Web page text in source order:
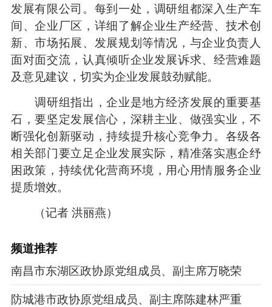
发展有限公司。每到一处，调研组都深入生产车
间、企业厂区，详细了解企业生产经营、技术创
新、市场拓展、发展规划等情况，与企业负责人
面对面交流，认真倾听企业发展诉求、经营难题
及意见建议，切实为企业发展鼓劲赋能。
调研组指出，企业是地方经济发展的重要基
石，要坚定发展信心，深耕主业、做强实业，不
断强化创新驱动，持续提升核心竞争力。各级各
相关部门要立足企业发展实际，精准落实惠企纾
困政策，持续优化营商环境，用心用情服务企业
提质增效。
（记者 洪丽燕）
频道推荐
南昌市东湖区政协原党组成员、副主席万晓荣
防城港市政协原党组成员、副主席陈建林严重